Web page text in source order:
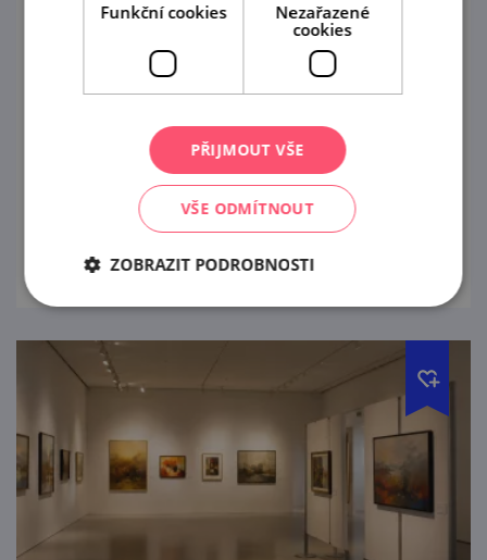
Dětské odpoledne na Vávrově mlýně
Něčičáci srdečně zvou malé i velké na
odpoledne plné zábavy.
prohlédnout
Funkční cookies
Nezařazené
cookies
PŘIJMOUT VŠE
VŠE ODMÍTNOUT
ZOBRAZIT PODROBNOSTI